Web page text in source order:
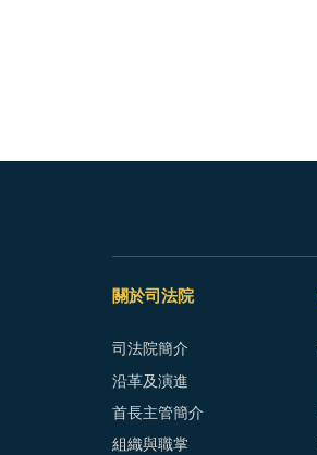
關於司法院
司法院簡介
沿革及演進
首長主管簡介
組織與職掌